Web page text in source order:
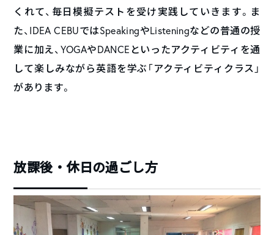
くれて、毎日模擬テストを受け実践していきます。ま
た、IDEA CEBUではSpeakingやListeningなどの普通の授
業に加え、YOGAやDANCEといったアクティビティを通
して楽しみながら英語を学ぶ「アクティビティクラス」
があります。
放課後・休日の過ごし方